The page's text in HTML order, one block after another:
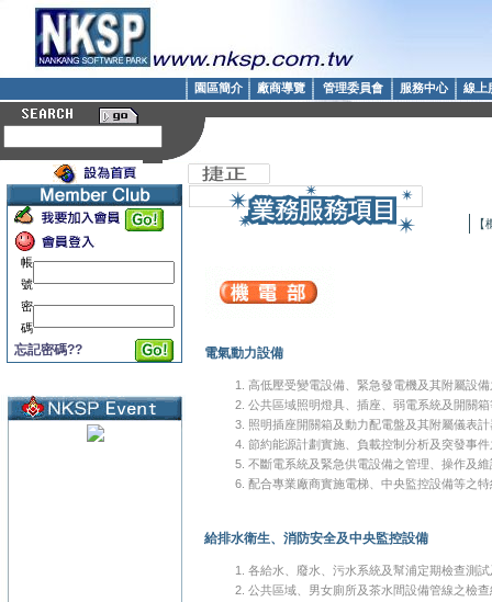
園區簡介 廠商導覽 管理委員會 服務中心 線上
帳
號
密
碼
忘記密碼??
【
電氣動力設備
高低壓受變電設備、緊急發電機及其附屬設
公共區域照明燈具、插座、弱電系統及開關
照明插座開關箱及動力配電盤及其附屬儀表
節約能源計劃實施、負載控制分析及突發事
不斷電系統及緊急供電設備之管理、操作及
配合專業廠商實施電梯、中央監控設備等之
給排水衛生、消防安全及中央監控設備
各給水、廢水、污水系統及幫浦定期檢查測
公共區域、男女廁所及茶水間設備管線之檢